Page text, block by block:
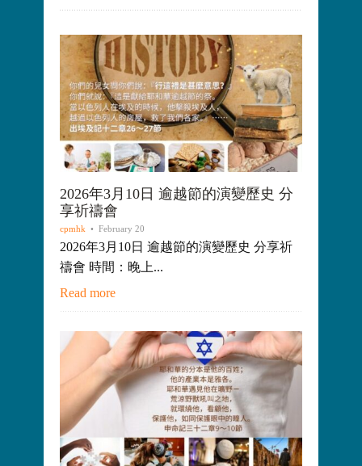
2026年3月10日 逾越節的演變歷史 分
享祈禱會
cpmhk • February 20
2026年3月10日 逾越節的演變歷史 分享祈
禱會 時間：晚上...
Read more